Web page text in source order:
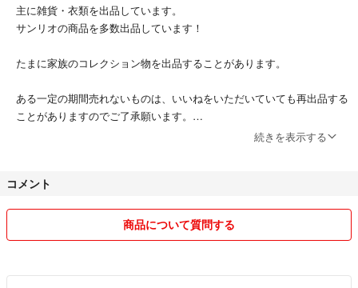
ユーカリ ユーカリグニー ドライフラワー リース
スワッグ ハンドメイド グリーン 無農薬ユーカリ
フラワー素材···ドライフラワー
メインの植物···ユーカリ
主に雑貨・衣類を出品しています。
サンリオの商品を多数出品しています！
たまに家族のコレクション物を出品することがあります。
ある一定の期間売れないものは、いいねをいただいていても再出品する
ことがありますのでご了承願います。
続きを表示する
コメント
商品について質問する